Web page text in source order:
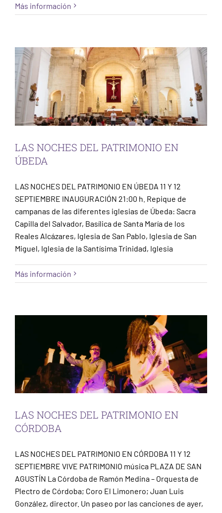
Más información
LAS NOCHES DEL PATRIMONIO EN ÚBEDA
LAS NOCHES DEL PATRIMONIO EN
ÚBEDA
LAS NOCHES DEL PATRIMONIO EN ÚBEDA 11 Y 12
SEPTIEMBRE INAUGURACIÓN 21:00 h. Repique de
campanas de las diferentes iglesias de Úbeda: Sacra
Capilla del Salvador, Basílica de Santa María de los
Reales Alcázares, Iglesia de San Pablo, Iglesia de San
Miguel, Iglesia de la Santísima Trinidad, Iglesia
Más informaciónLAS NOCHES DEL PATRIMONIO EN
LAS NOCHES DEL PATRIMONIO EN
CÓRDOBA
LAS NOCHES DEL PATRIMONIO EN CÓRDOBA 11 Y 12
SEPTIEMBRE VIVE PATRIMONIO música PLAZA DE SAN
AGUSTÍN La Córdoba de Ramón Medina – Orquesta de
Plectro de Córdoba; Coro El Limonero; Juan Luis
González, director. Un paseo por las canciones de ayer,